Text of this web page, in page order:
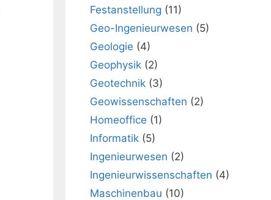
Festanstellung (11)
Geo-Ingenieurwesen (5)
Geologie (4)
Geophysik (2)
Geotechnik (3)
Geowissenschaften (2)
Homeoffice (1)
Informatik (5)
Ingenieurwesen (2)
Ingenieurwissenschaften (4)
Maschinenbau (10)